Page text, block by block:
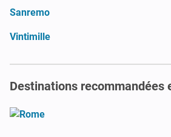
Sanremo
Vintimille
Destinations recommandées